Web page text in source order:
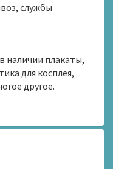
службы
наличии плакаты,
для косплея,
другое.